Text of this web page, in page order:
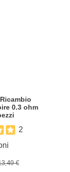
0.3 ohm
2
€